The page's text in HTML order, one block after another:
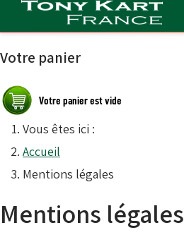
Votre panier
Vous êtes ici :
Accueil
Mentions légales
Mentions légales